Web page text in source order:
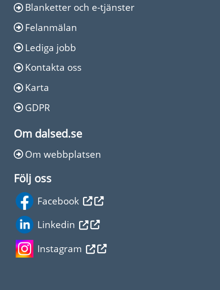
Blanketter och e-tjänster
Felanmälan
Lediga jobb
Kontakta oss
Karta
GDPR
Om dalsed.se
Om webbplatsen
Följ oss
Facebook
Linkedin
Instagram